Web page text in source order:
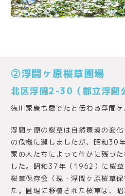
②浮間ヶ原桜草圃場
北区浮間2-30（都立浮間
徳川家康も愛でたと伝わる浮間
浮間ヶ原の桜草は自然環境の変
の危機に瀕しましたが、昭和30
家の人たちによって僅かに残っ
した。昭和37年（1962）に桜
桜草保存会（現・浮間ヶ原桜草
た。圃場に移植された桜草は、